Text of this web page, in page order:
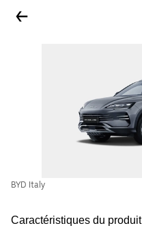
BYD Italy
Caractéristiques du produit